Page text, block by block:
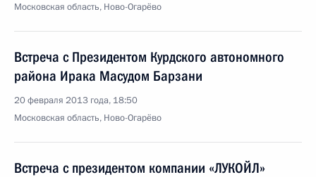
Московская область, Ново-Огарёво
Встреча с Президентом Курдского автономного
района Ирака Масудом Барзани
20 февраля 2013 года, 18:50
Московская область, Ново-Огарёво
Встреча с президентом компании «ЛУКОЙЛ»